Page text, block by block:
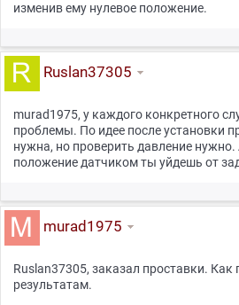
изменив ему нулевое положение.
Ruslan37305
murad1975, у каждого конкретного
проблемы. По идее после установки
нужна, но проверить давление
положение датчиком ты уйдешь от
murad1975
Ruslan37305, заказал проставки.
результатам.